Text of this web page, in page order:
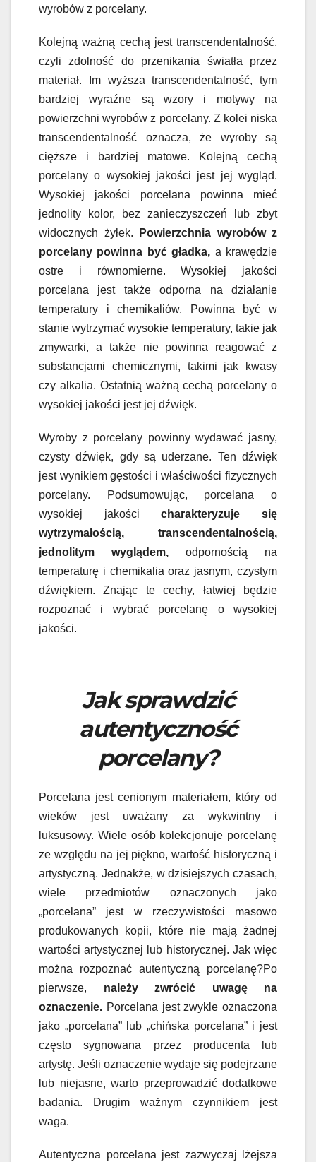
wyrobów z porcelany.
Kolejną ważną cechą jest transcendentalność,
czyli zdolność do przenikania światła przez
materiał. Im wyższa transcendentalność, tym
bardziej wyraźne są wzory i motywy na
powierzchni wyrobów z porcelany. Z kolei niska
transcendentalność oznacza, że wyroby są
cięższe i bardziej matowe. Kolejną cechą
porcelany o wysokiej jakości jest jej wygląd.
Wysokiej jakości porcelana powinna mieć
jednolity kolor, bez zanieczyszczeń lub zbyt
widocznych żyłek.
Powierzchnia wyrobów z
porcelany powinna być gładka, a krawędzie
ostre i równomierne. Wysokiej jakości
porcelana jest także odporna na działanie
temperatury i chemikaliów. Powinna być w
stanie wytrzymać wysokie temperatury, takie jak
zmywarki, a także nie powinna reagować z
substancjami chemicznymi, takimi jak kwasy
czy alkalia. Ostatnią ważną cechą porcelany o
wysokiej jakości jest jej dźwięk.
Wyroby z porcelany powinny wydawać jasny,
czysty dźwięk, gdy są uderzane. Ten dźwięk
jest wynikiem gęstości i właściwości fizycznych
porcelany. Podsumowując, porcelana o
wysokiej jakości charakteryzuje się
wytrzymałością, transcendentalnością,
jednolitym wyglądem, odpornością na
temperaturę i chemikalia oraz jasnym, czystym
dźwiękiem. Znając te cechy, łatwiej będzie
rozpoznać i wybrać porcelanę o wysokiej
jakości.
Jak sprawdzić
autentyczność
porcelany?
Porcelana jest cenionym materiałem, który od
wieków jest uważany za wykwintny i
luksusowy. Wiele osób kolekcjonuje porcelanę
ze względu na jej piękno, wartość historyczną i
artystyczną. Jednakże, w dzisiejszych czasach,
wiele przedmiotów oznaczonych jako
„porcelana” jest w rzeczywistości masowo
produkowanych kopii, które nie mają żadnej
wartości artystycznej lub historycznej. Jak więc
można rozpoznać autentyczną porcelanę?Po
pierwsze, należy zwrócić uwagę na
oznaczenie. Porcelana jest zwykle oznaczona
jako „porcelana” lub „chińska porcelana” i jest
często sygnowana przez producenta lub
artystę. Jeśli oznaczenie wydaje się podejrzane
lub niejasne, warto przeprowadzić dodatkowe
badania. Drugim ważnym czynnikiem jest
waga.
Autentyczna porcelana jest zazwyczaj lżejsza